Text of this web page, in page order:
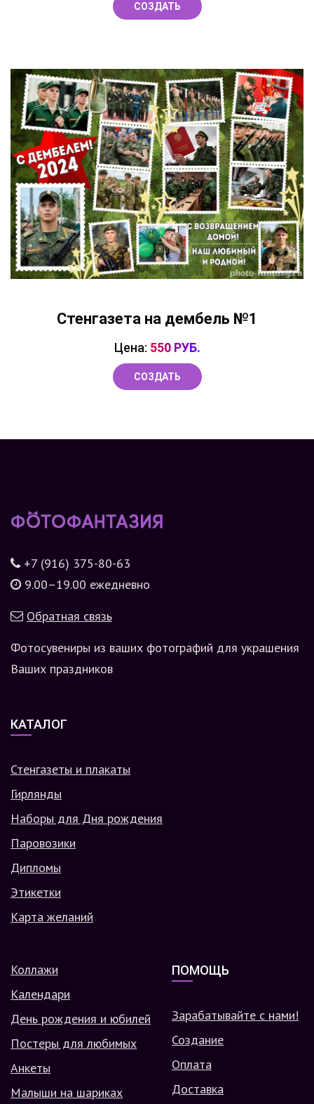
СОЗДАТЬ
Стенгазета на дембель №1
Цена: 550 РУБ.
СОЗДАТЬ
+7 (916) 375-80-63
9.00–19.00 ежедневно
Обратная связь
Фотосувениры из ваших фотографий для украшения
Ваших праздников
КАТАЛОГ
Стенгазеты и плакаты
Гирлянды
Наборы для Дня рождения
Паровозики
Дипломы
Этикетки
Карта желаний
Коллажи
Календари
День рождения и юбилей
Постеры для любимых
Анкеты
Малыши на шариках
ПОМОЩЬ
Зарабатывайте с нами!
Создание
Оплата
Доставка